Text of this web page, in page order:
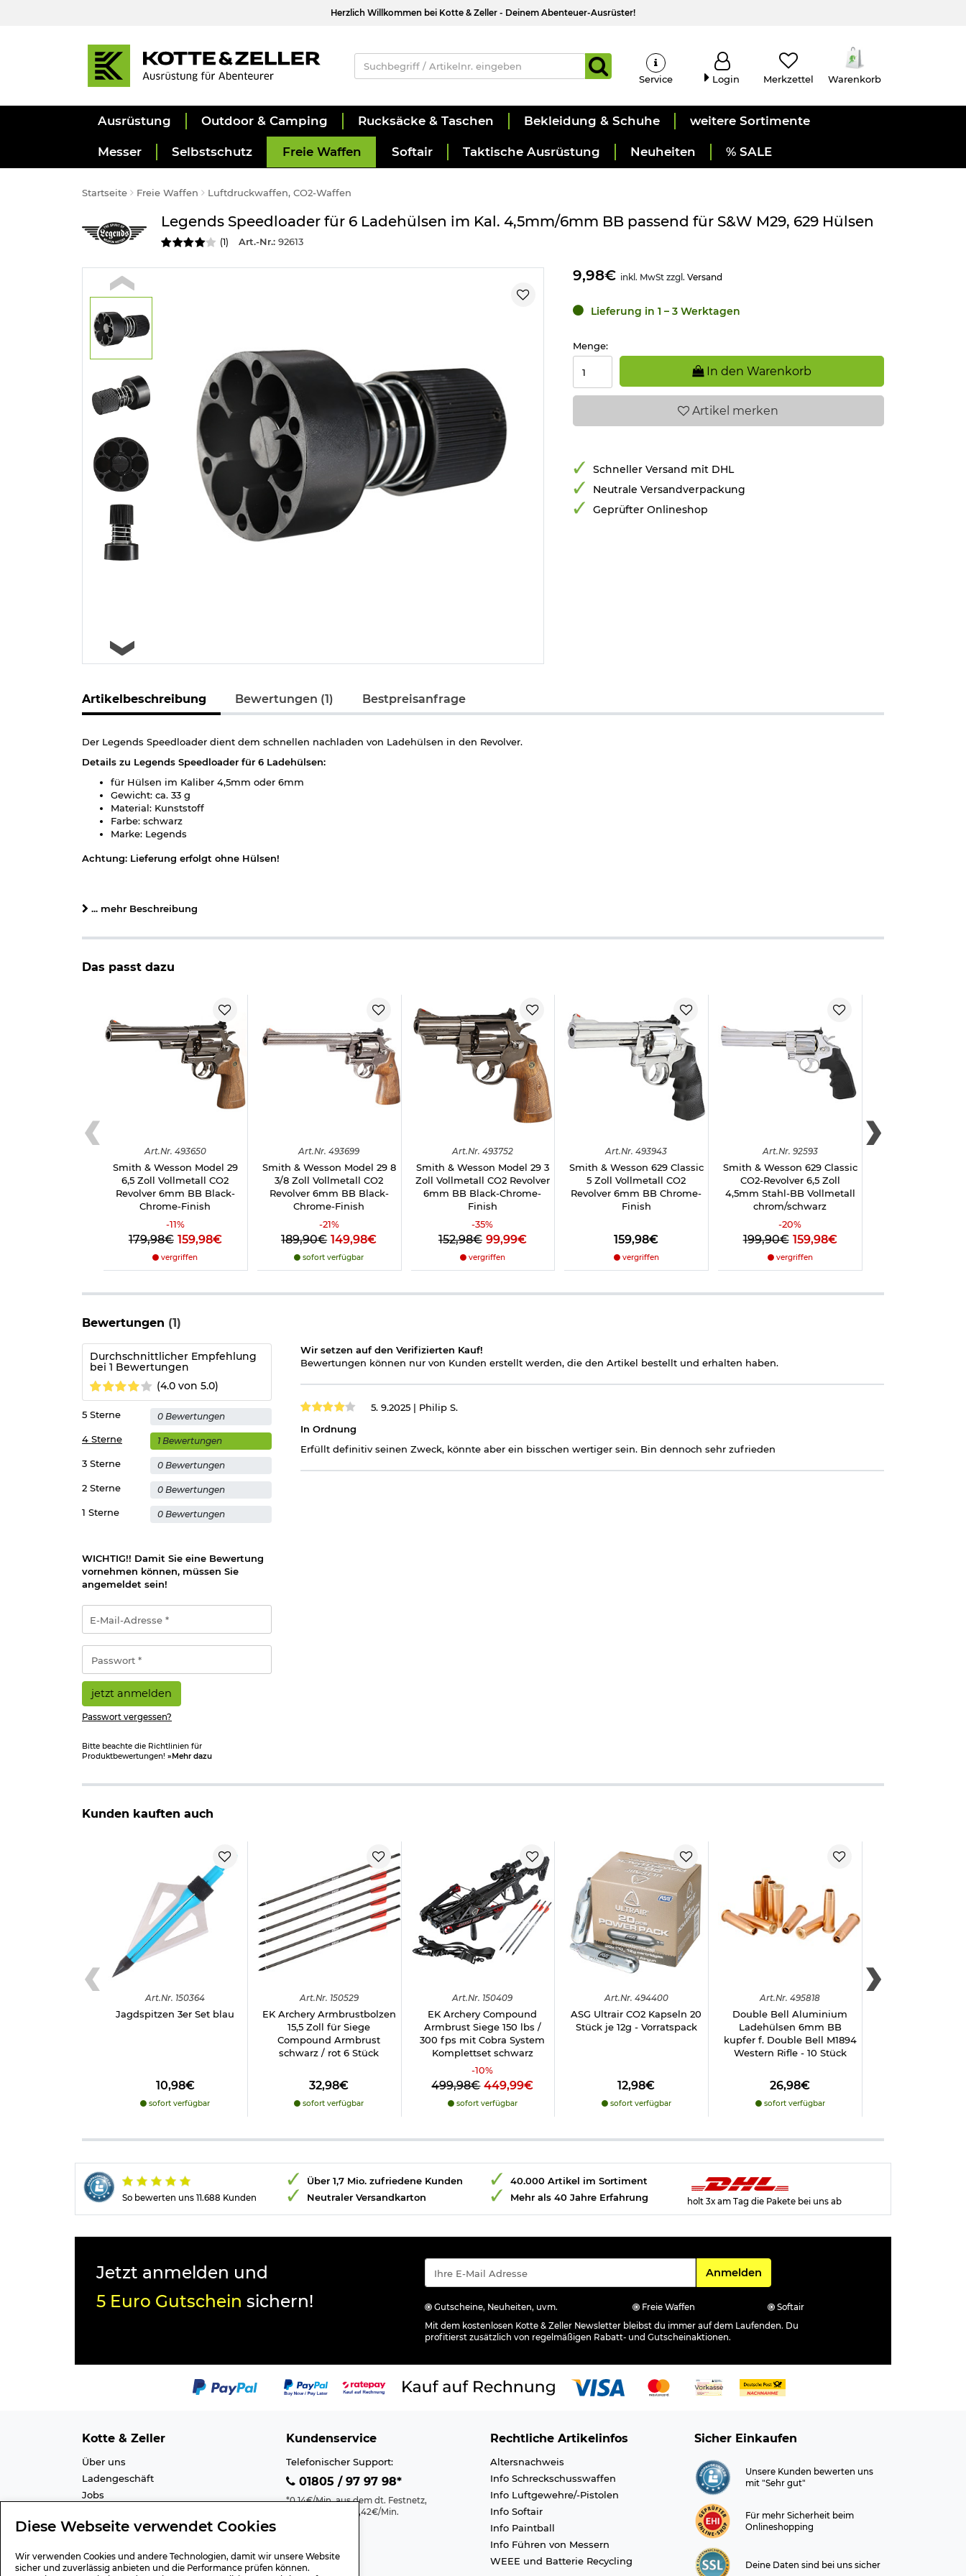
Diese Webseite verwendet Cookies
Wir verwenden Cookies und andere Technologien, damit wir unsere Website
sicher und zuverlässig anbieten und die Performance prüfen können.
Herzlich Willkommen bei Kotte & Zeller - Deinem Abenteuer-Ausrüster!
Service Login Merkzettel Warenkorb
Ausrüstung Outdoor & Camping Rucksäcke & Taschen Bekleidung & Schuhe weitere Sortimente
Messer Selbstschutz Freie Waffen Softair Taktische Ausrüstung Neuheiten % SALE
Startseite Freie Waffen Luftdruckwaffen, CO2-Waffen
Legends Speedloader für 6 Ladehülsen im Kal. 4,5mm/6mm BB passend für S&W M29, 629 Hülsen
(1 ) Art.-Nr.:92613
9,98€ inkl. MwSt zzgl. Versand
Lieferung in 1 – 3 Werktagen
Menge:
In den Warenkorb
Artikel merken
Schneller Versand mit DHL
Neutrale Versandverpackung
Geprüfter Onlineshop
Artikelbeschreibung Bewertungen (1) Bestpreisanfrage
Der Legends Speedloader dient dem schnellen nachladen von Ladehülsen in den Revolver.
Details zu Legends Speedloader für 6 Ladehülsen:
für Hülsen im Kaliber 4,5mm oder 6mm
Gewicht: ca. 33 g
Material: Kunststoff
Farbe: schwarz
Marke: Legends
Achtung: Lieferung erfolgt ohne Hülsen!
... mehr Beschreibung
Das passt dazu
Art.Nr. 493650
Smith & Wesson Model 29
6,5 Zoll Vollmetall CO2
Revolver 6mm BB Black-
Chrome-Finish
-11%
179,98€ 159,98€
vergriffen
Art.Nr. 493699
Smith & Wesson Model 29 8
3/8 Zoll Vollmetall CO2
Revolver 6mm BB Black-
Chrome-Finish
-21%
189,90€ 149,98€
sofort verfügbar
Art.Nr. 493752
Smith & Wesson Model 29 3
Zoll Vollmetall CO2 Revolver
6mm BB Black-Chrome-
Finish
-35%
152,98€ 99,99€
vergriffen
Art.Nr. 493943
Smith & Wesson 629 Classic
5 Zoll Vollmetall CO2
Revolver 6mm BB Chrome-
Finish
159,98€
vergriffen
Art.Nr. 92593
Smith & Wesson 629 Classic
CO2-Revolver 6,5 Zoll
4,5mm Stahl-BB Vollmetall
chrom/schwarz
-20%
199,90€ 159,98€
vergriffen
Bewertungen (1)
Durchschnittlicher Empfehlung
bei 1 Bewertungen
(4.0 von 5.0)
1 Sterne 0 Bewertungen
2 Sterne 0 Bewertungen
3 Sterne 0 Bewertungen
4 Sterne 1 Bewertungen
5 Sterne 0 Bewertungen
WICHTIG!! Damit Sie eine Bewertung
vornehmen können, müssen Sie
angemeldet sein!
Mail-
Adresse
*
jetzt anmelden
Passwort vergessen?
Bitte beachte die Richtlinien für
Produktbewertungen! »Mehr dazu
Wir setzen auf den Verifizierten Kauf!
Bewertungen können nur von Kunden erstellt werden, die den Artikel bestellt und erhalten haben.
5. 9.2025 | Philip S.
In Ordnung
Erfüllt definitiv seinen Zweck, könnte aber ein bisschen wertiger sein. Bin dennoch sehr zufrieden
Kunden kauften auch
Art.Nr. 150364
Jagdspitzen 3er Set blau
10,98€
sofort verfügbar
Art.Nr. 150529
EK Archery Armbrustbolzen
15,5 Zoll für Siege
Compound Armbrust
schwarz / rot 6 Stück
32,98€
sofort verfügbar
Art.Nr. 150409
EK Archery Compound
Armbrust Siege 150 lbs /
300 fps mit Cobra System
Komplettset schwarz
-10%
499,98€ 449,99€
sofort verfügbar
Art.Nr. 494400
ASG Ultrair CO2 Kapseln 20
Stück je 12g - Vorratspack
12,98€
sofort verfügbar
Art.Nr. 495818
Double Bell Aluminium
Ladehülsen 6mm BB
kupfer f. Double Bell M1894
Western Rifle - 10 Stück
26,98€
sofort verfügbar
So bewerten uns 11.688 Kunden
Über 1,7 Mio. zufriedene Kunden
Neutraler Versandkarton
40.000 Artikel im Sortiment
Mehr als 40 Jahre Erfahrung
holt 3x am Tag die Pakete bei uns ab
Jetzt anmelden und
5 Euro Gutschein sichern!
Für den Newsletter
Anmelden
Gutscheine, Neuheiten, uvm. Freie Waffen
Softair
Mit dem kostenlosen Kotte & Zeller Newsletter bleibst du immer auf dem Laufenden. Du
profitierst zusätzlich von regelmäßigen Rabatt- und Gutscheinaktionen.
Kotte & Zeller
Über uns
Ladengeschäft
Jobs
Datenschutz
Impressum
Kundenservice
Telefonischer Support:
01805 / 97 97 98*
*0,14€/Min. aus dem dt. Festnetz,
Mobilfunk max. 0,42€/Min.
Lexikon A-Z
Rechtliche Artikelinfos
Altersnachweis
Info Schreckschusswaffen
Info Luftgewehre/-Pistolen
Info Softair
Info Paintball
Info Führen von Messern
WEEE und Batterie Recycling
Sicher Einkaufen
Unsere Kunden bewerten uns
mit "Sehr gut"
Für mehr Sicherheit beim
Onlineshopping
Deine Daten sind bei uns sicher